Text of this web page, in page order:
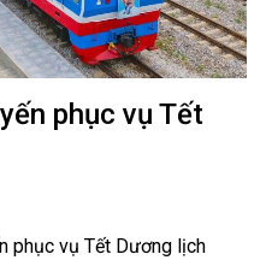
phục vụ Tết
phục vụ Tết Dương lịch